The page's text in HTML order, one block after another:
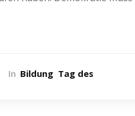
In Bildung Tag des